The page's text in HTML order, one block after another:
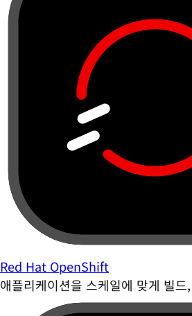
Red Hat OpenShift
애플리케이션을 스케일에 맞게 빌